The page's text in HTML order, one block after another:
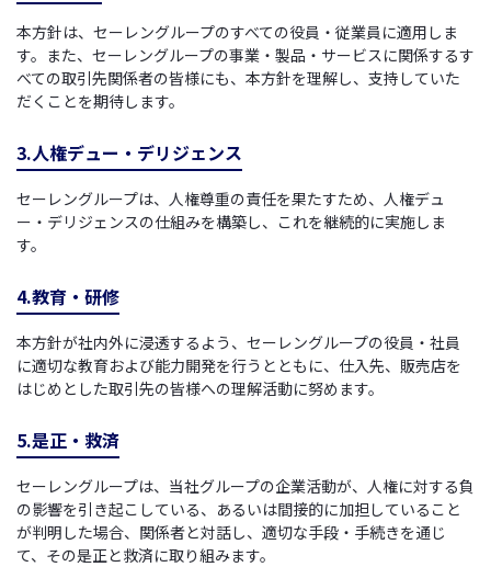
本方針は、セーレングループのすべての役員・従業員に適用しま
す。また、セーレングループの事業・製品・サービスに関係するす
べての取引先関係者の皆様にも、本方針を理解し、支持していた
だくことを期待します。
3.人権デュー・デリジェンス
セーレングループは、人権尊重の責任を果たすため、人権デュ
ー・デリジェンスの仕組みを構築し、これを継続的に実施しま
す。
4.教育・研修
本方針が社内外に浸透するよう、セーレングループの役員・社員
に適切な教育および能力開発を行うとともに、仕入先、販売店を
はじめとした取引先の皆様への理解活動に努めます。
5.是正・救済
セーレングループは、当社グループの企業活動が、人権に対する負
の影響を引き起こしている、あるいは間接的に加担していること
が判明した場合、関係者と対話し、適切な手段・手続きを通じ
て、その是正と救済に取り組みます。